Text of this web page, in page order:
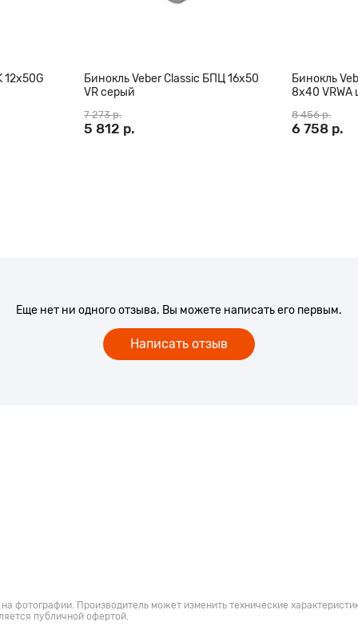
обрезиненный
обрезиненному
и 8–12-кратному увеличению
и кольцо
может пригодиться на
12х50G
Бинокль Veber Classic БПЦ 16x50
VR серый
7 273 р.
5 812 р.
Бинокль
8x40 VRWA
8 456 р.
6 758 р.
Еще нет ни одного отзыва. Вы можете написать его первым.
Написать отзыв
фотографии. Производитель может изменить технические
публичной офертой.